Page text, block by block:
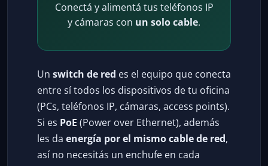
Conectá y alimentá tus teléfonos IP
y cámaras con un solo cable.
Un switch de red es el equipo que conecta
entre sí todos los dispositivos de tu oficina
(PCs, teléfonos IP, cámaras, access points).
Si es PoE (Power over Ethernet), además
les da energía por el mismo cable de red,
así no necesitás un enchufe en cada